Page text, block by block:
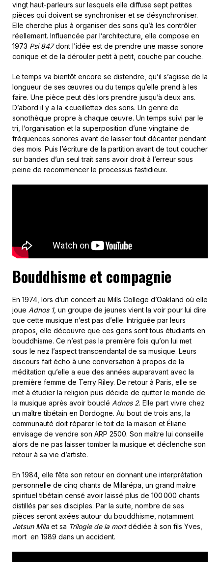
vingt haut-parleurs sur lesquels elle diffuse sept petites
pièces qui doivent se synchroniser et se désynchroniser.
Elle cherche plus à organiser des sons qu’à les contrôler
réellement. Influencée par l’architecture, elle compose en
1973 Psi 847dont l’idée est de prendre une masse sonore
conique et de la dérouler petit à petit, couche par couche.
Le temps va bientôt encore se distendre, qu’il s’agisse de la
longueur de ses œuvres ou du temps qu’elle prend à les
faire. Une pièce peut dès lors prendre jusqu’à deux ans.
D’abord il y a la « cueillette» des sons. Un genre de
sonothèque propre à chaque œuvre. Un temps suivi par le
tri, l’organisation et la superposition d’une vingtaine de
fréquences sonores avant de laisser tout décanter pendant
des mois. Puis l’écriture de la partition avant de tout coucher
sur bandes d’un seul trait sans avoir droit à l’erreur sous
peine de recommencer le processus fastidieux.
Bouddhisme et compagnie
En 1974, lors d’un concert au Mills College d’Oakland où elle
joue Adnos 1, un groupe de jeunes vient la voir pour lui dire
que cette musique n’est pas d’elle. Intriguée par leurs
propos, elle découvre que ces gens sont tous étudiants en
bouddhisme. Ce n’est pas la première fois qu’on lui met
sous le nez l’aspect transcendantal de sa musique. Leurs
discours fait écho à une conversation à propos de la
méditation qu’elle a eue des années auparavant avec la
première femme de Terry Riley. De retour à Paris, elle se
met à étudier la religion puis décide de quitter le monde de
la musique après avoir bouclé Adnos 2. Elle part vivre chez
un maître tibétain en Dordogne. Au bout de trois ans, la
communauté doit réparer le toit de la maison et Éliane
envisage de vendre son ARP 2500. Son maître lui conseille
alors de ne pas laisser tomber la musique et déclenche son
retour à sa vie d’artiste.
En 1984, elle fête son retour en donnant une interprétation
personnelle de cinq chants de Milarépa, un grand maître
spirituel tibétain censé avoir laissé plus de 100 000 chants
distillés par ses disciples. Par la suite, nombre de ses
pièces seront axées autour du bouddhisme, notamment
Jetsun Milaet sa Trilogie de la mortdédiée à son fils Yves,
mort en 1989 dans un accident.